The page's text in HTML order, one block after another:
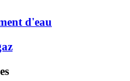
d'eau